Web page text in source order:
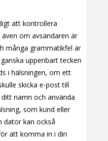
att kontrollera
om avsändaren är
många grammatikfel är
uppenbart tecken
i hälsningen, om ett
skicka e-post till
namn och använda
som kund eller
dator kan också
att komma in i din